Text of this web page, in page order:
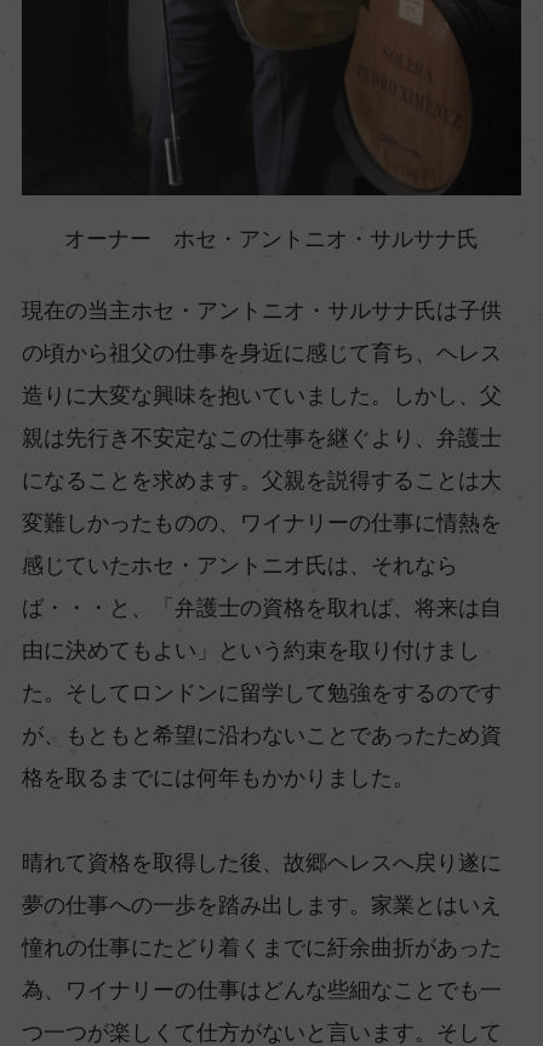
オーナー ホセ・アントニオ・サルサナ氏
現在の当主ホセ・アントニオ・サルサナ氏は子供
の頃から祖父の仕事を身近に感じて育ち、ヘレス
造りに大変な興味を抱いていました。しかし、父
親は先行き不安定なこの仕事を継ぐより、弁護士
になることを求めます。父親を説得することは大
変難しかったものの、ワイナリーの仕事に情熱を
感じていたホセ・アントニオ氏は、それなら
ば・・・と、「弁護士の資格を取れば、将来は自
由に決めてもよい」という約束を取り付けまし
た。そしてロンドンに留学して勉強をするのです
が、もともと希望に沿わないことであったため資
格を取るまでには何年もかかりました。
晴れて資格を取得した後、故郷ヘレスへ戻り遂に
夢の仕事への一歩を踏み出します。家業とはいえ
憧れの仕事にたどり着くまでに紆余曲折があった
為、ワイナリーの仕事はどんな些細なことでも一
つ一つが楽しくて仕方がないと言います。そして